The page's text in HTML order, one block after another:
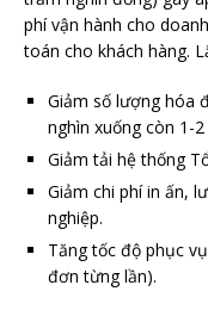
phí vận hành cho
toán cho khách hàng.
Giảm số lượng hóa
nghìn xuống còn 1-
Giảm tải hệ thống
Giảm chi phí in ấn,
nghiệp.
Tăng tốc độ phục
đơn từng lần).